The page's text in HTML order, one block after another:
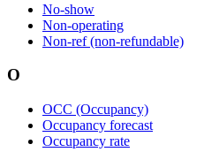
No-show
Non-operating
Non-ref (non-refundable)
O
OCC (Occupancy)
Occupancy forecast
Occupancy rate